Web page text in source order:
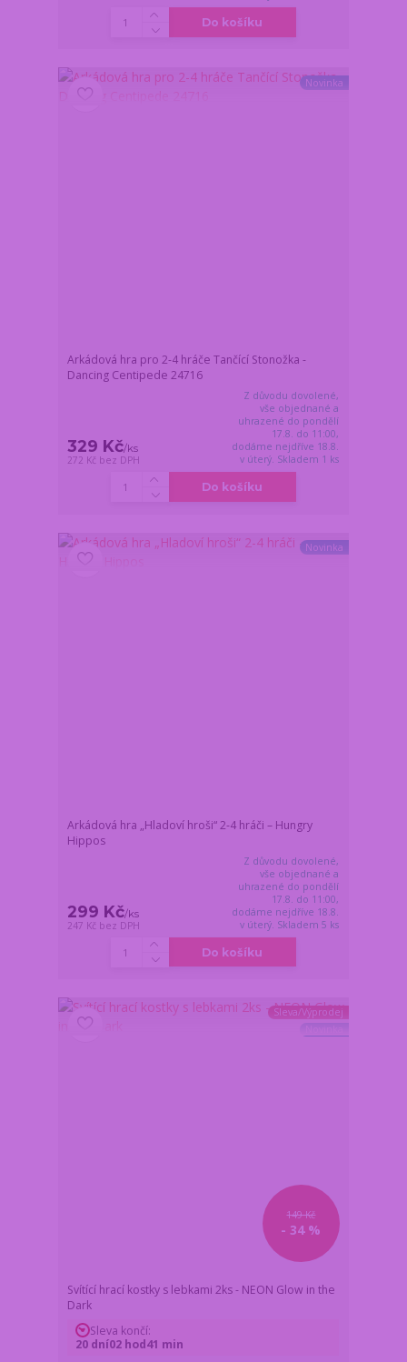
Do košíku
Novinka
Arkádová hra pro 2-4 hráče Tančící Stonožka -
Dancing Centipede 24716
329 Kč/ks
272 Kč bez DPH
Z důvodu dovolené,
vše objednané a
uhrazené do pondělí
17.8. do 11:00,
dodáme nejdříve 18.8.
v úterý. Skladem 1 ks
Do košíku
Novinka
Arkádová hra „Hladoví hroši“ 2-4 hráči – Hungry
Hippos
299 Kč/ks
247 Kč bez DPH
Z důvodu dovolené,
vše objednané a
uhrazené do pondělí
17.8. do 11:00,
dodáme nejdříve 18.8.
v úterý. Skladem 5 ks
Do košíku
Sleva/Výprodej
149 Kč
- 34 %
Svítící hrací kostky s lebkami 2ks - NEON Glow in the
Dark
Sleva končí:
20 dní02 hod41 min